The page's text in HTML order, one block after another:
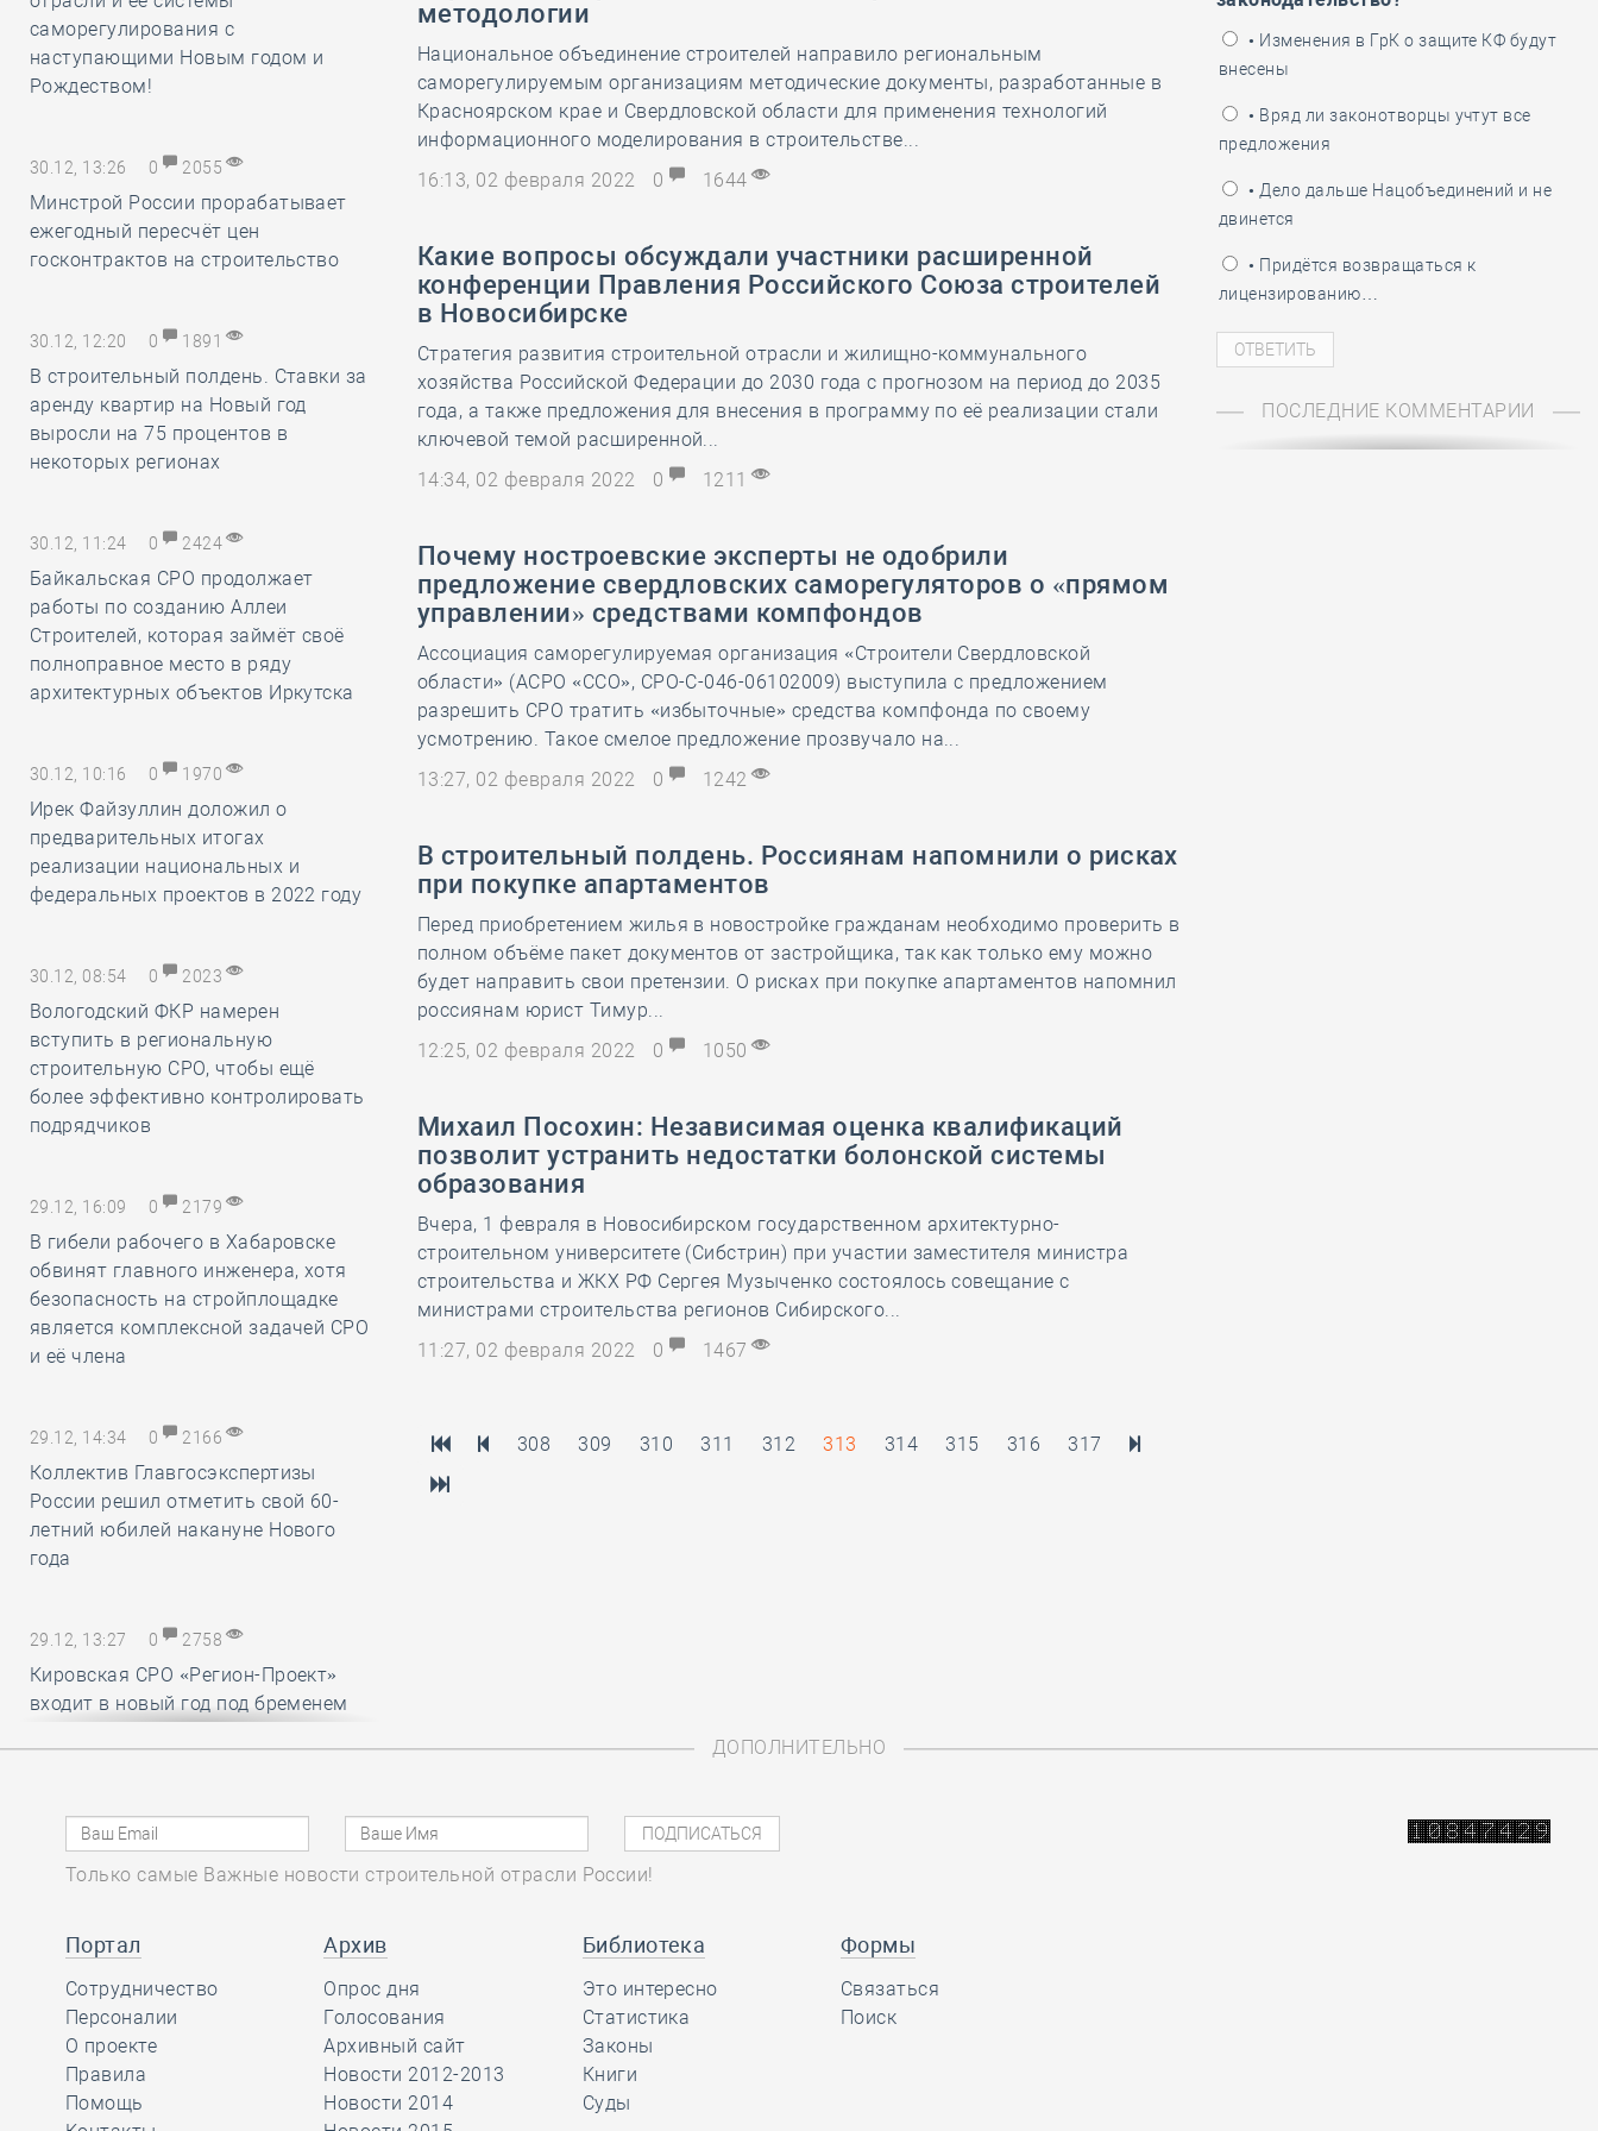
саморегулирования с
наступающими Новым годом и
Рождеством!
30.12, 13:26 0 2055
Минстрой России прорабатывает
ежегодный пересчёт цен
госконтрактов на строительство
30.12, 12:20 0 1891
В строительный полдень. Ставки за
аренду квартир на Новый год
выросли на 75 процентов в
некоторых регионах
30.12, 11:24 0 2424
Байкальская СРО продолжает
работы по созданию Аллеи
Строителей, которая займёт своё
полноправное место в ряду
архитектурных объектов Иркутска
30.12, 10:16 0 1970
Ирек Файзуллин доложил о
предварительных итогах
реализации национальных и
федеральных проектов в 2022 году
30.12, 08:54 0 2023
Вологодский ФКР намерен
вступить в региональную
строительную СРО, чтобы ещё
более эффективно контролировать
подрядчиков
29.12, 16:09 0 2179
В гибели рабочего в Хабаровске
обвинят главного инженера, хотя
безопасность на стройплощадке
является комплексной задачей СРО
и её члена
29.12, 14:34 0 2166
Коллектив Главгосэкспертизы
России решил отметить свой 60-
летний юбилей накануне Нового
года
29.12, 13:27 0 2758
Кировская СРО «Регион-Проект»
входит в новый год под бременем
29.12, 12:25 0 1718
В строительный полдень. Ввод
жилья в России впервые достиг
за год
29.12, 11:28 0
Ирек Файзуллин поблагодарил
Анвара Шамузафарова за участие
в подготовке и проведении II
методологии
Национальное объединение строителей направило региональным
саморегулируемым организациям методические документы, разработанные в
Красноярском крае и Свердловской области для применения технологий
информационного моделирования в строительстве...
16:13, 02 февраля 2022
0 1644
Какие вопросы обсуждали участники расширенной
конференции Правления Российского Союза строителей
в Новосибирске
Стратегия развития строительной отрасли и жилищно-коммунального
хозяйства Российской Федерации до 2030 года с прогнозом на период до 2035
года, а также предложения для внесения в программу по её реализации стали
ключевой темой расширенной...
14:34, 02 февраля 2022
0 1211
Почему ностроевские эксперты не одобрили
предложение свердловских саморегуляторов о «прямом
управлении» средствами компфондов
Ассоциация саморегулируемая организация «Строители Свердловской
области» (АСРО «ССО», СРО-С-046-06102009) выступила с предложением
разрешить СРО тратить «избыточные» средства компфонда по своему
усмотрению. Такое смелое предложение прозвучало на...
13:27, 02 февраля 2022
0 1242
В строительный полдень. Россиянам напомнили о рисках
при покупке апартаментов
Перед приобретением жилья в новостройке гражданам необходимо проверить в
полном объёме пакет документов от застройщика, так как только ему можно
будет направить свои претензии. О рисках при покупке апартаментов напомнил
россиянам юрист Тимур...
12:25, 02 февраля 2022
0 1050
Михаил Посохин: Независимая оценка квалификаций
позволит устранить недостатки болонской системы
образования
Вчера, 1 февраля в Новосибирском государственном архитектурно-
строительном университете (Сибстрин) при участии заместителя министра
строительства и ЖКХ РФ Сергея Музыченко состоялось совещание с
министрами строительства регионов Сибирского...
11:27, 02 февраля 2022
0 1467
308 309 310 311 312 313 314 315 316 317
• Изменения в ГрК о защите КФ будут
внесены
• Вряд ли законотворцы учтут все
предложения
• Дело дальше Нацобъединений и не
двинется
• Придётся возвращаться к
лицензированию…
ПОСЛЕДНИЕ КОММЕНТАРИИ
ДОПОЛНИТЕЛЬНО
Только самые Важные новости строительной отрасли России!
Портал
Сотрудничество
Персоналии
О проекте
Правила
Помощь
Архив
Опрос дня
Голосования
Архивный сайт
Новости 2012-2013
Новости 2014
Библиотека
Это интересно
Статистика
Законы
Книги
Суды
Формы
Связаться
Поиск